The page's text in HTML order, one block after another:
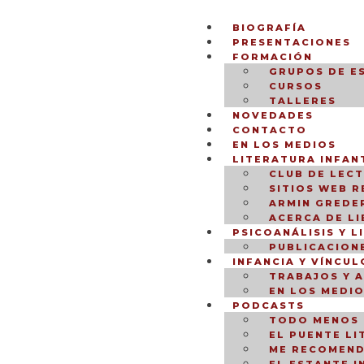
BIOGRAFÍA
PRESENTACIONES
FORMACIÓN
GRUPOS DE
CURSOS
TALLERES
NOVEDADES
CONTACTO
EN LOS MEDIOS
LITERATURA
CLUB DE
SITIOS WEB
ARMIN
ACERCA DE
PSICOANÁLISIS Y
INFANCIA Y
TRABAJOS Y
EN LOS
PODCASTS
TODO MENOS
EL PUENTE
ME